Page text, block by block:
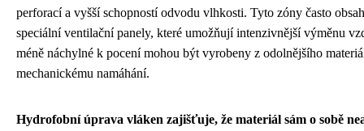
perforací a vyšší schopností odvodu vlhkosti. Tyto zóny často
speciální ventilační panely, které umožňují intenzivnější výměnu
méně náchylné k pocení mohou být vyrobeny z odolnějšího
mechanickému namáhání.
Hydrofobní úprava vláken zajišťuje, že materiál sám o sobě